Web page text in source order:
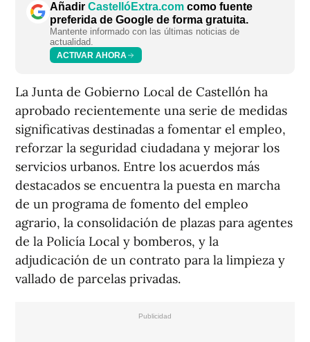
Añadir CastellóExtra.com como fuente
preferida de Google de forma gratuita.
Mantente informado con las últimas noticias de
actualidad.
ACTIVAR AHORA
La Junta de Gobierno Local de Castellón ha
aprobado recientemente una serie de medidas
significativas destinadas a fomentar el empleo,
reforzar la seguridad ciudadana y mejorar los
servicios urbanos. Entre los acuerdos más
destacados se encuentra la puesta en marcha
de un programa de fomento del empleo
agrario, la consolidación de plazas para agentes
de la Policía Local y bomberos, y la
adjudicación de un contrato para la limpieza y
vallado de parcelas privadas.